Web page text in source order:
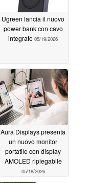
Ugreen lancia il nuovo
power bank con cavo
integrato 05/19/2026
Aura Displays presenta
un nuovo monitor
portatile con display
AMOLED ripiegabile
05/18/2026